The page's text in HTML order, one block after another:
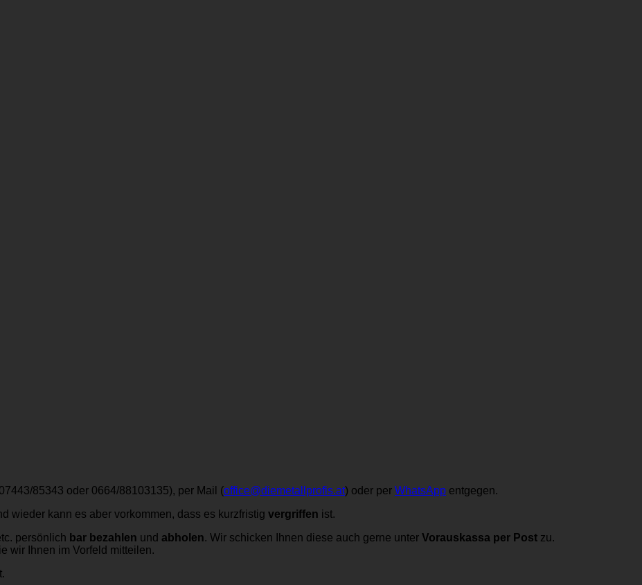
85343 oder 0664/88103135), per Mail (office@diemetallprofis.at) oder per WhatsApp entgegen.
wieder kann es aber vorkommen, dass es kurzfristig vergriffen ist.
persönlich bar bezahlen und abholen. Wir schicken Ihnen diese auch gerne unter Vorauskassa per Post zu.
wir Ihnen im Vorfeld mitteilen.